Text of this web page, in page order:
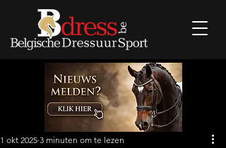
1 okt 2025 3 minuten om te lezen